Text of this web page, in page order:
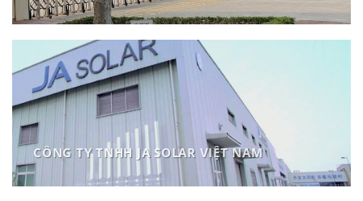
CÔNG TY TNHH JA SOLAR VIỆT NAM